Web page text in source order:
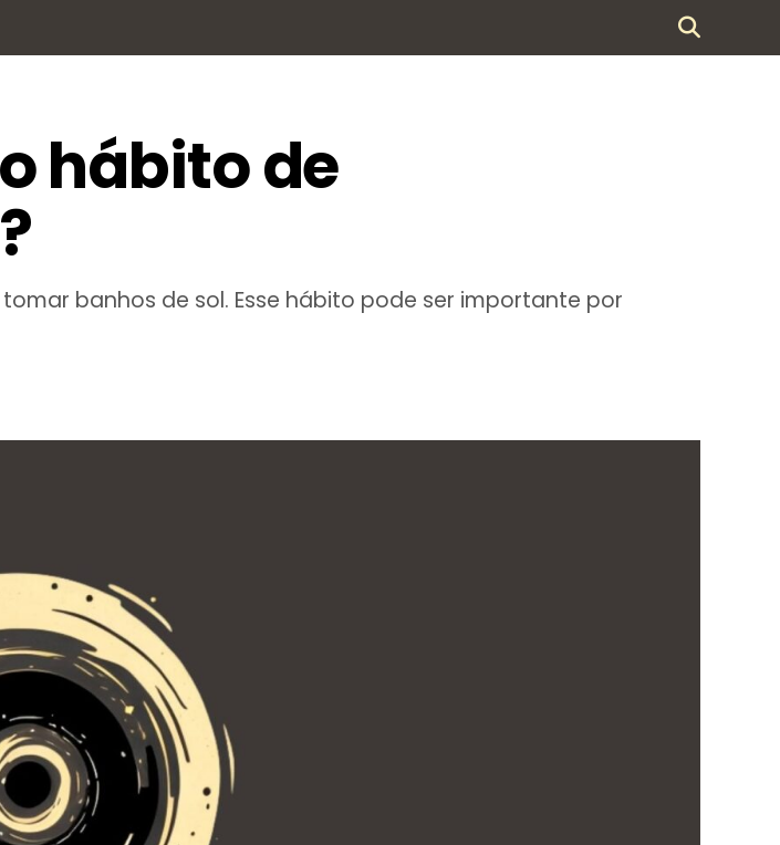
hábito de
banhos de sol. Esse hábito pode ser importante por